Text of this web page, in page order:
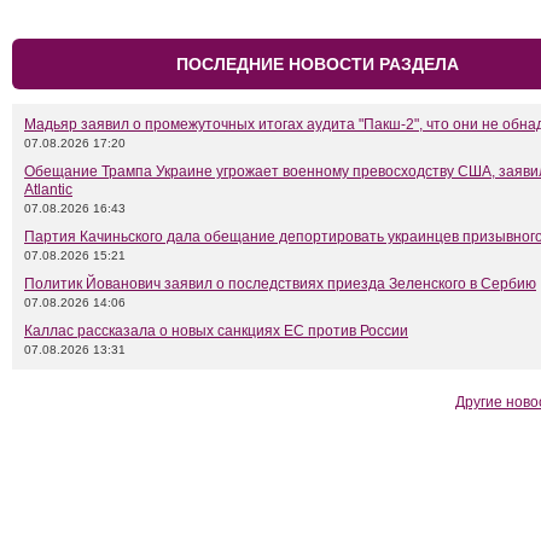
ПОСЛЕДНИЕ НОВОСТИ РАЗДЕЛА
Мадьяр заявил о промежуточных итогах аудита "Пакш-2", что они не
07.08.2026 17:20
Обещание Трампа Украине угрожает военному превосходству США,
Atlantic
07.08.2026 16:43
Партия Качиньского дала обещание депортировать украинцев
07.08.2026 15:21
Политик Йованович заявил о последствиях приезда Зеленского в Сербию
07.08.2026 14:06
Каллас рассказала о новых санкциях ЕС против России
07.08.2026 13:31
Другие